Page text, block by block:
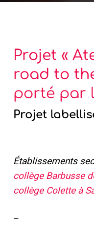
Projet «
road to
porté par
Projet
Établissements
collège Barbusse
collège Colette à
–